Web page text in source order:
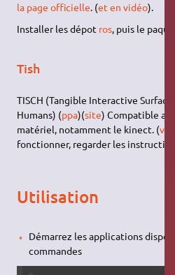
la page officielle. (et en vidéo).
Installer les dépot ros, puis le paquet
Tish
TISCH (Tangible Interactive
Humans) (ppa)(site) Compatible
matériel, notamment le kinect. (
fonctionner, regarder les
Utilisation
Démarrez les applications
commandes